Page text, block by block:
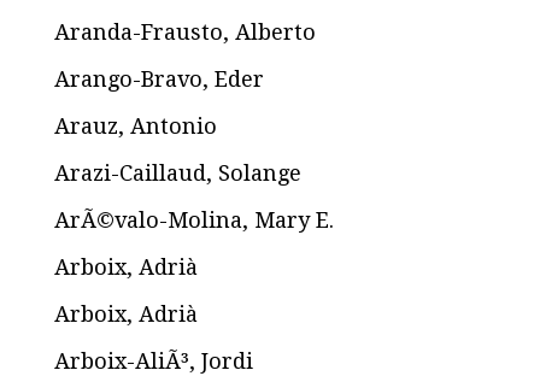
Aranda-Frausto, Alberto
Arango-Bravo, Eder
Arauz, Antonio
Arazi-Caillaud, Solange
ArÃ©valo-Molina, Mary E.
Arboix, Adrià
Arboix, Adrià
Arboix-AliÃ³, Jordi